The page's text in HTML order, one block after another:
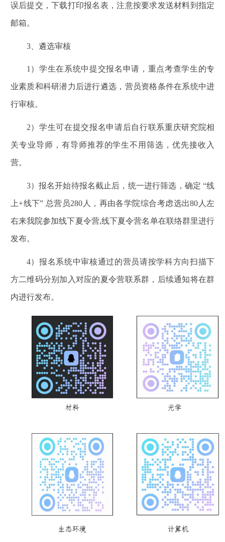
误后提交，下载打印报名表，注意按要求发送材料到指定
邮箱。
3、遴选审核
1 ）学生在系统中提交报名申请，重点考查学生的专
业素质和科研潜力后进行遴选，营员资格条件在系统中进
行审核。
2）学生可在提交报名申请后自行联系重庆研究院相
关专业导师，有导师推荐的学生不用筛选，优先接收入
营。
3）报名开始待报名截止后，统一进行筛选，确定 “线
上+线下” 总营员280人，再由各学院综合考虑选出80人左
右来我院参加线下夏令营,线下夏令营名单在联络群里进行
发布。
4）报名系统中审核通过的营员请按学科方向扫描下
方二维码分别加入对应的夏令营联系群，后续通知将在群
内进行发布。